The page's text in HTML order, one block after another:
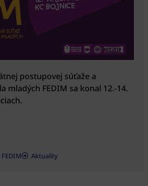
postupovej súťaže a
mladých FEDIM sa konal 12.-14.
FEDIM Aktuality